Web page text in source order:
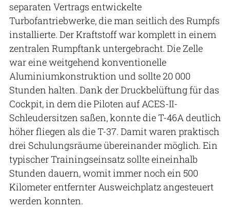
separaten Vertrags entwickelte
Turbofantriebwerke, die man seitlich des Rumpfs
installierte. Der Kraftstoff war komplett in einem
zentralen Rumpftank untergebracht. Die Zelle
war eine weitgehend konventionelle
Aluminiumkonstruktion und sollte 20 000
Stunden halten. Dank der Druckbelüftung für das
Cockpit, in dem die Piloten auf ACES-II-
Schleudersitzen saßen, konnte die T-46A deutlich
höher fliegen als die T-37. Damit waren praktisch
drei Schulungsräume übereinander möglich. Ein
typischer Trainingseinsatz sollte eineinhalb
Stunden dauern, womit immer noch ein 500
Kilometer entfernter Ausweichplatz angesteuert
werden konnten.